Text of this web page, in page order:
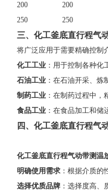
200
200
250
250
三、 化工釜底直行程气
将广泛应用于需要精确控制
化工工业 ：用于控制各种
石油工业 ：在石油开采、
制药工业 ：在制药过程中
食品工业 ：在食品加工和
四、 化工釜底直行程气
化工釜底直行程气动带测温
明确使用需求 ：根据介质
选择优质品牌 ：选择度高